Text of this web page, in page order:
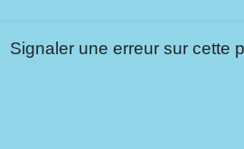
Signaler une erreur sur cette